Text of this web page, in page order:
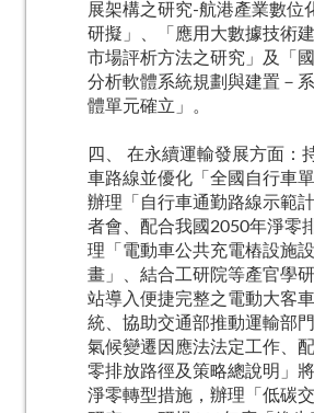
展架構之研究-航港產業數位
研擬」、「應用大數據技術
市場評析方法之研究」及「
分析軟體系統規劃與建置－
體單元確立」。
四、 在永續運輸發展方面：
車路線並優化「全國自行車
辦理「自行車通勤路線示範
者會、配合我國2050年淨零
理「電動車公共充電樁設施
畫」、結合工研院等產官學
站導入便捷完整之電動大客
統、協助交通部推動運輸部
氣候變遷因應法法定工作、
零排放路徑及策略總說明」
淨零轉型措施，辦理「低碳